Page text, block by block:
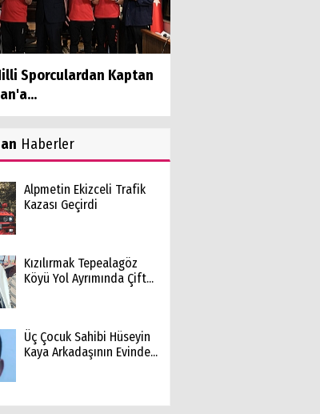
Sporculardan Kaptan
Haberler
Alpmetin Ekizceli Trafik
Kazası Geçirdi
Kızılırmak Tepealagöz
Köyü Yol Ayrımında Çift...
Üç Çocuk Sahibi Hüseyin
Kaya Arkadaşının Evinde...